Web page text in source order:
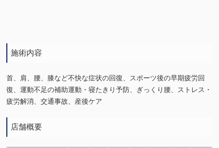
施術内容
首、肩、腰、膝など不快な症状の回復、スポーツ後の早期疲労回
復、運動不足の補助運動・寝たきり予防、ぎっくり腰、ストレス・
疲労解消、交通事故、産後ケア
店舗概要